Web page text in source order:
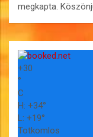
megkapta.
+30
°
C
H: +34°
L: +19°
Totkomlos